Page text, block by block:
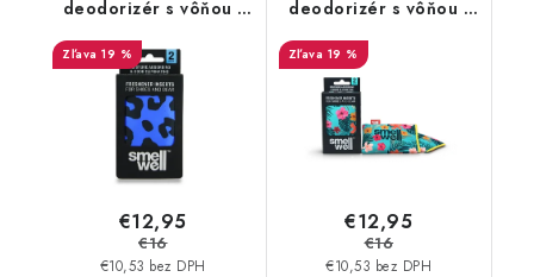
deodorizér s vôňou -
Leopard Blue
19 %
€10,53 bez DPH
€12,95
€16
deodorizér s vôňou -
Tropical Blue
19 %
€10,53 bez DPH
€12,95
€16